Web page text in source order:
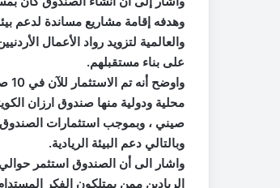
وهدفه إقامة مشاريع مساندة لدعم
والعالمية لتزويد رواد الأعمال
على بناء مستقبلهم.
محلية ودولية منها صندوق ارزان
صيني ، وبموجب استثمارات الصندوق
وبالتالي دعم البيئة الريادية.